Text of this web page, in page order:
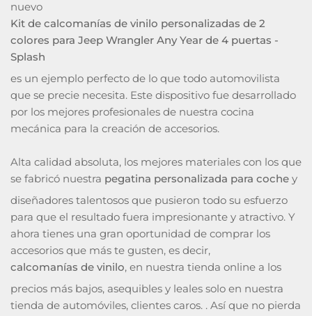
nuevo
Kit de calcomanías de vinilo personalizadas de 2
colores para Jeep Wrangler Any Year de 4 puertas -
Splash
es un ejemplo perfecto de lo que todo automovilista
que se precie necesita. Este dispositivo fue desarrollado
por los mejores profesionales de nuestra cocina
mecánica para la creación de accesorios.
Alta calidad absoluta, los mejores materiales con los que
se fabricó nuestra pegatina personalizada para coche y
diseñadores talentosos que pusieron todo su esfuerzo
para que el resultado fuera impresionante y atractivo. Y
ahora tienes una gran oportunidad de comprar los
accesorios que más te gusten, es decir,
calcomanías de vinilo, en nuestra tienda online a los
precios más bajos, asequibles y leales solo en nuestra
tienda de automóviles, clientes caros. . Así que no pierda